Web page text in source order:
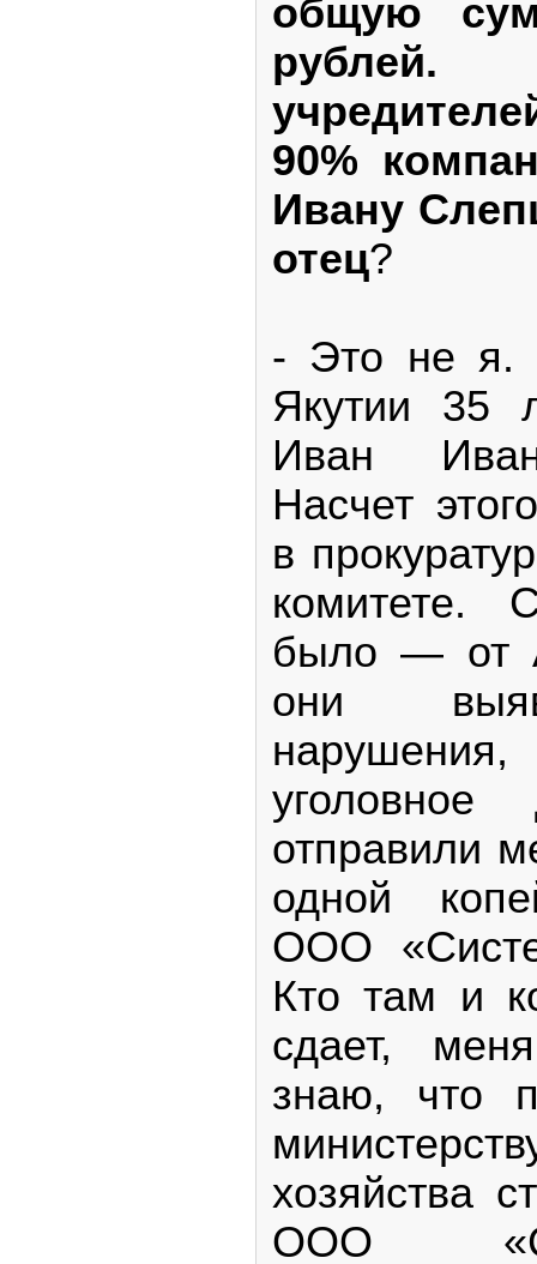
общую
90%
Ивану
отец?
- Это не я.
Якутии 35
Иван
Насчет
в
комитете.
было — от
они
отправили
одной
ООО
Кто там и
сдает,
знаю, что
хозяйства
ООО